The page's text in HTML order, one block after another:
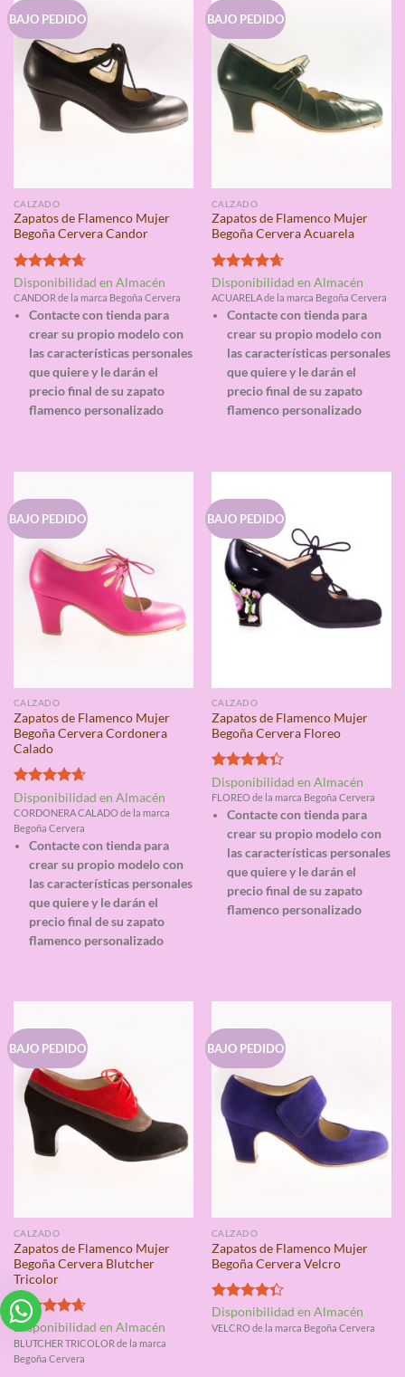
BAJO PEDIDO
CALZADO
Zapatos de Flamenco Mujer
Begoña Cervera Candor
Valorado
con4.67
de 5
Disponibilidad en Almacén
CANDOR de la marca Begoña Cervera
Contacte con tienda para
crear su propio modelo con
las características personales
que quiere y le darán el
precio final de su zapato
flamenco personalizado
BAJO PEDIDO
CALZADO
Zapatos de Flamenco Mujer
Begoña Cervera Acuarela
Valorado
con4.67
de 5
Disponibilidad en Almacén
ACUARELA de la marca Begoña Cervera
Contacte con tienda para
crear su propio modelo con
las características personales
que quiere y le darán el
precio final de su zapato
flamenco personalizado
BAJO PEDIDO
CALZADO
Zapatos de Flamenco Mujer
Begoña Cervera Cordonera
Calado
Valorado
con4.67
de 5
Disponibilidad en Almacén
CORDONERA CALADO de la marca
Begoña Cervera
Contacte con tienda para
crear su propio modelo con
las características personales
que quiere y le darán el
precio final de su zapato
flamenco personalizado
BAJO PEDIDO
CALZADO
Zapatos de Flamenco Mujer
Begoña Cervera Floreo
Valorado
con4.33
de 5
Disponibilidad en Almacén
FLOREO de la marca Begoña Cervera
Contacte con tienda para
crear su propio modelo con
las características personales
que quiere y le darán el
precio final de su zapato
flamenco personalizado
BAJO PEDIDO
CALZADO
Zapatos de Flamenco Mujer
Begoña Cervera Blutcher
Tricolor
Valorado
con4.67
de 5
Disponibilidad en Almacén
BLUTCHER TRICOLOR de la marca
Begoña Cervera
BAJO PEDIDO
CALZADO
Zapatos de Flamenco Mujer
Begoña Cervera Velcro
Valorado
con4.33
Disponibilidad en Almacén
VELCRO de la marca Begoña Cervera